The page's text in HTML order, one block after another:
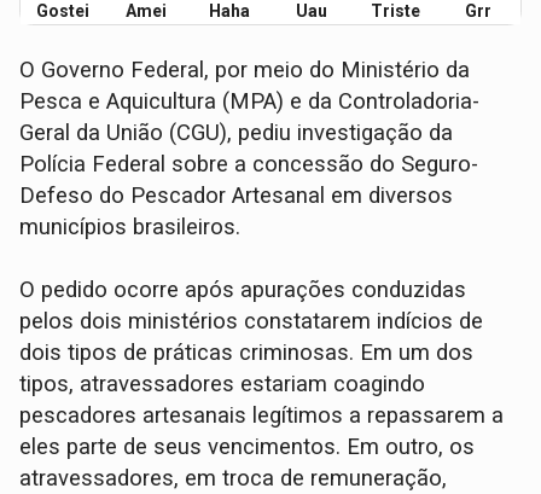
Gostei Amei Haha Uau Triste Grr
O Governo Federal, por meio do Ministério da
Pesca e Aquicultura (MPA) e da Controladoria-
Geral da União (CGU), pediu investigação da
Polícia Federal sobre a concessão do Seguro-
Defeso do Pescador Artesanal em diversos
municípios brasileiros.
O pedido ocorre após apurações conduzidas
pelos dois ministérios constatarem indícios de
dois tipos de práticas criminosas. Em um dos
tipos, atravessadores estariam coagindo
pescadores artesanais legítimos a repassarem a
eles parte de seus vencimentos. Em outro, os
atravessadores, em troca de remuneração,